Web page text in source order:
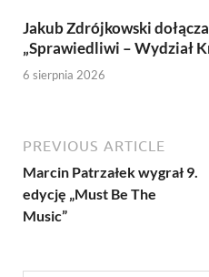
Jakub Zdrójkowski
„Sprawiedliwi – Wydział
6 sierpnia 2026
PREVIOUS ARTICLE
Marcin Patrzałek wygrał 9.
edycję „Must Be The
Music”